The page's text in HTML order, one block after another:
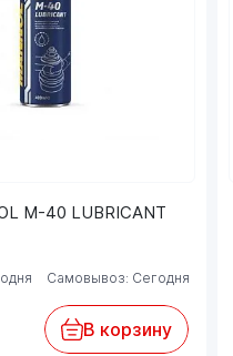
M-40 LUBRICANT
Самовывоз: Сегодня
В корзину